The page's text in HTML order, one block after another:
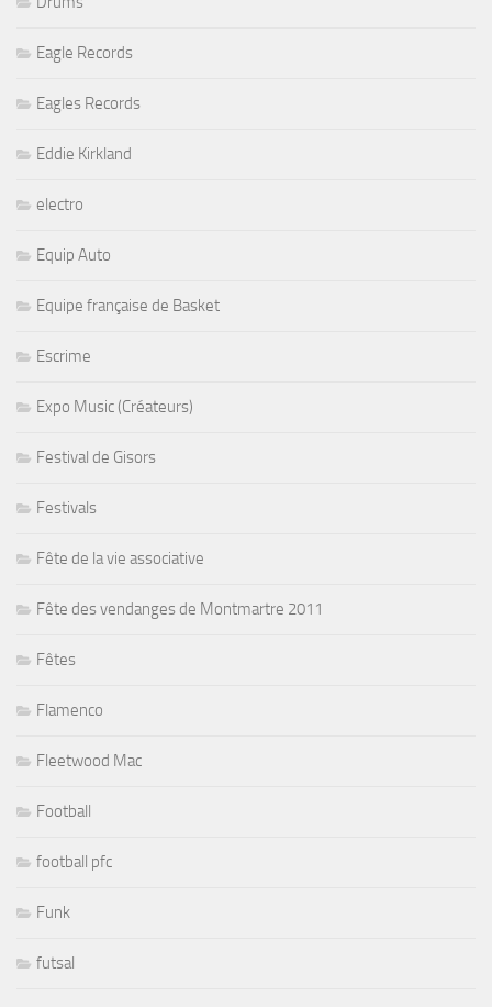
Eagle Records
Eagles Records
Eddie Kirkland
electro
Equip Auto
Equipe française de Basket
Escrime
Expo Music (Créateurs)
Festival de Gisors
Festivals
Fête de la vie associative
Fête des vendanges de Montmartre 2011
Fêtes
Flamenco
Fleetwood Mac
Football
football pfc
Funk
futsal